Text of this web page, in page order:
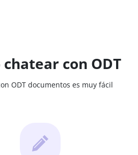
chatear con ODT
ODT documentos es muy fácil